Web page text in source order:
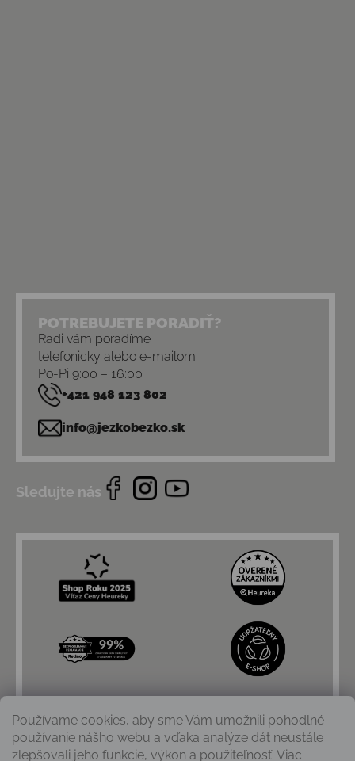
Používame cookies, aby sme Vám umožnili pohodlné
používanie nášho webu a vďaka analýze dát neustále
zlepšovali jeho funkcie, výkon a použiteľnosť. Viac
POTREBUJETE PORADIŤ?
Radi vám poradíme
telefonicky alebo e-mailom
Po-Pi 9:00 – 16:00
+421 948 123 802
info@jezkobezko.sk
Sledujte nás